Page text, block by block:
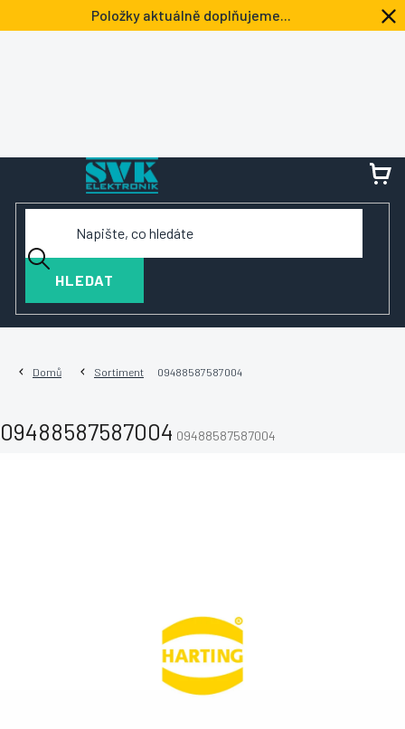
na
Položky aktuálně doplňujeme...
HLEDAT
Domů Sortiment 09488587587004
09488587587004 09488587587004